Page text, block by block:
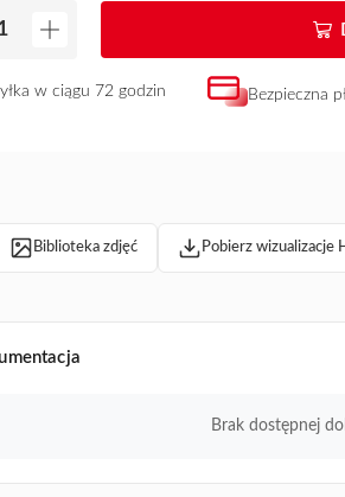
w ciągu 72 godzin Bezpieczna
Biblioteka zdjęć Pobierz wizualizacje
Brak dostępnej